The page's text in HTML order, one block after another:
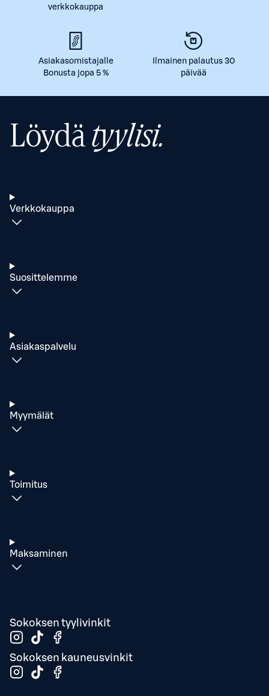
verkkokauppa
Asiakasomistajalle
Bonusta jopa 5 %
Ilmainen palautus 30
päivää
Löydätyylisi.
Verkkokauppa
Suosittelemme
Asiakaspalvelu
Myymälät
Toimitus
Maksaminen
Sokoksen tyylivinkit
Sokoksen kauneusvinkit